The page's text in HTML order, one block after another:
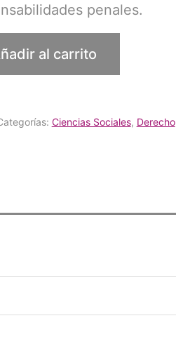
penales.
al carrito
Ciencias Sociales, Derecho